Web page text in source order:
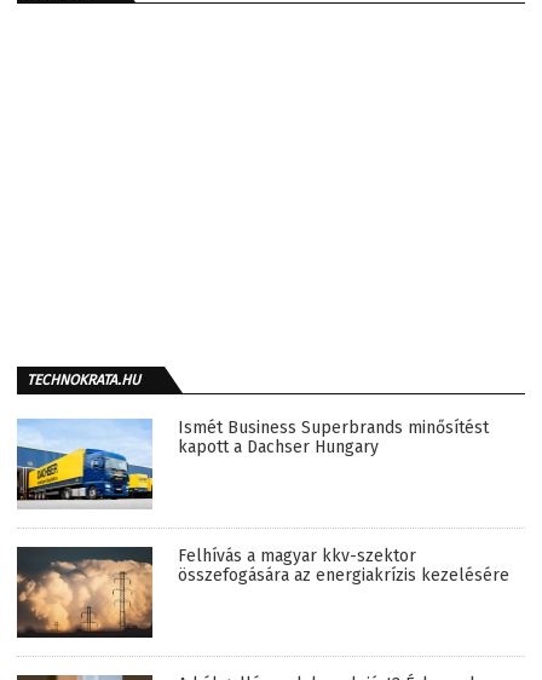
TECHNOKRATA.HU
Ismét Business Superbrands minősítést
kapott a Dachser Hungary
Felhívás a magyar kkv-szektor
összefogására az energiakrízis kezelésére